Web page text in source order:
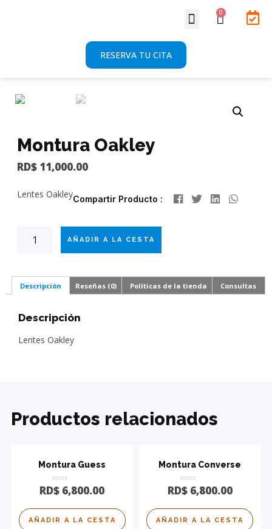
RESERVA TU CITA
Montura Oakley
RD$ 11,000.00
Lentes OakleyCompartir Producto :
AÑADIR A LA CESTA
Descripción Reseñas (0) Políticas de la tienda Consultas
Descripción
Lentes Oakley
Productos relacionados
Montura Guess
Calificado
0
5
RD$ 6,800.00
AÑADIR A LA CESTA
Montura Converse
Calificado
0
5
RD$6,800.00
AÑADIR A LA CESTA